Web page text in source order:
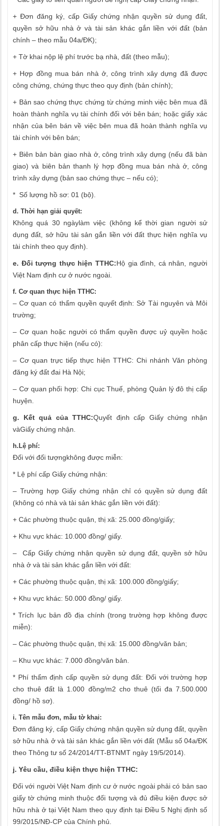
+ Đơn đăng ký, cấp Giấy chứng nhận quyền sử dụng đất,
quyền sở hữu nhà ở và tài sản khác gắn liền với đất (bản
chính – theo mẫu 04a/ĐK);
+ Tờ khai nộp lệ phí trước bạ nhà, đất (theo mẫu);
+ Hợp đồng mua bán nhà ở, công trình xây dựng đã được
công chứng, chứng thực theo quy định (bản chính);
+ Bản sao chứng thực chứng từ chứng minh việc bên mua đã
hoàn thành nghĩa vụ tài chính đối với bên bán; hoặc giấy xác
nhận của bên bán về việc bên mua đã hoàn thành nghĩa vụ
tài chính với bên bán;
+ Biên bản bàn giao nhà ở, công trình xây dựng (nếu đã bàn
giao) và biên bản thanh lý hợp đồng mua bán nhà ở, công
trình xây dựng (bản sao chứng thực – nếu có);
* Số lượng hồ sơ: 01 (bộ).
d. Thời hạn giải quyết:
Không quá 30 ngàylàm việc (không kể thời gian người sử
dụng đất, sở hữu tài sản gắn liền với đất thực hiện nghĩa vụ
tài chính theo quy định).
e. Đối tượng thực hiện TTHC:Hộ gia đình, cá nhân, người
Việt Nam định cư ở nước ngoài.
f. Cơ quan thực hiện TTHC:
– Cơ quan có thẩm quyền quyết định: Sở Tài nguyên và Môi
trường;
– Cơ quan hoặc người có thẩm quyền được uỷ quyền hoặc
phân cấp thực hiện (nếu có):
– Cơ quan trực tiếp thực hiện TTHC: Chi nhánh Văn phòng
đăng ký đất đai Hà Nội;
– Cơ quan phối hợp: Chi cục Thuế, phòng Quản lý đô thị cấp
huyện.
g. Kết quả của TTHC:Quyết định cấp Giấy chứng nhận
vàGiấy chứng nhận.
h.Lệ phí:
Đối với đối tượngkhông được miễn:
* Lệ phí cấp Giấy chứng nhận:
– Trường hợp Giấy chứng nhận chỉ có quyền sử dụng đất
(không có nhà và tài sản khác gắn liền với đất):
+ Các phường thuộc quận, thị xã: 25.000 đồng/giấy;
+ Khu vực khác: 10.000 đồng/ giấy.
– Cấp Giấy chứng nhận quyền sử dụng đất, quyền sở hữu
nhà ở và tài sản khác gắn liền với đất:
+ Các phường thuộc quận, thị xã: 100.000 đồng/giấy;
+ Khu vực khác: 50.000 đồng/ giấy.
* Trích lục bản đồ địa chính (trong trường hợp không được
miễn):
– Các phường thuộc quận, thị xã: 15.000 đồng/văn bản;
– Khu vực khác: 7.000 đồng/văn bản.
* Phí thẩm định cấp quyền sử dụng đất: Đối với trường hợp
cho thuê đất là 1.000 đồng/m2 cho thuê (tối đa 7.500.000
đồng/ hồ sơ).
i. Tên mẫu đơn, mẫu tờ khai:
Đơn đăng ký, cấp Giấy chứng nhận quyền sử dụng đất, quyền
sở hữu nhà ở và tài sản khác gắn liền với đất (Mẫu số 04a/ĐK
theo Thông tư số 24/2014/TT-BTNMT ngày 19/5/2014).
j. Yêu cầu, điều kiện thực hiện TTHC:
Đối với người Việt Nam định cư ở nước ngoài phải có bản sao
giấy tờ chứng minh thuộc đối tượng và đủ điều kiện được sở
hữu nhà ở tại Việt Nam theo quy định tại Điều 5 Nghị định số
99/2015/NĐ-CP của Chính phủ.